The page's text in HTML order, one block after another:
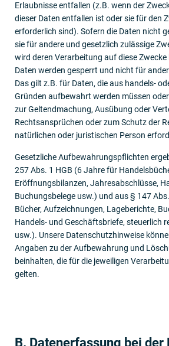
Erlaubnisse entfallen (z.B. wenn der
dieser Daten entfallen ist oder sie für den
erforderlich sind). Sofern die Daten nicht
sie für andere und gesetzlich zulässige
wird deren Verarbeitung auf diese
Daten werden gesperrt und nicht für
Das gilt z.B. für Daten, die aus handels-
Gründen aufbewahrt werden müssen
zur Geltendmachung, Ausübung oder
Rechtsansprüchen oder zum Schutz der
natürlichen oder juristischen Person
Gesetzliche Aufbewahrungspflichten
257 Abs. 1 HGB (6 Jahre für
Eröffnungsbilanzen, Jahresabschlüsse,
Buchungsbelege usw.) und aus § 147
Bücher, Aufzeichnungen, Lageberichte,
Handels- und Geschäftsbriefe, steuerlich
usw.). Unsere Datenschutzhinweise
Angaben zu der Aufbewahrung und
beinhalten, die für die jeweiligen
gelten.
B. Daten­erfassung bei der